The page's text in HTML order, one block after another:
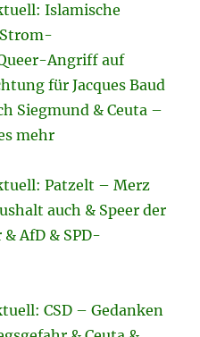
Islamische
Angriff auf
für Jacques Baud
Siegmund & Ceuta –
mehr
Patzelt – Merz
auch & Speer der
AfD & SPD-
CSD – Gedanken